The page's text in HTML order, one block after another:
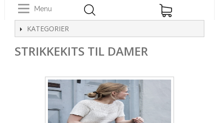
Menu
KATEGORIER
STRIKKEKITS TIL DAMER